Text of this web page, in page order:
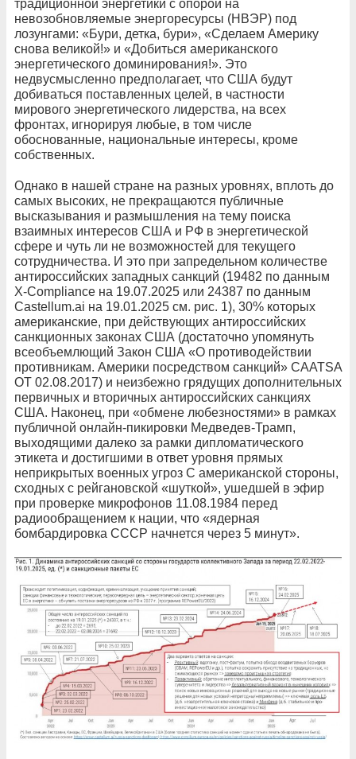
традиционной энергетики с опорой на
невозобновляемые энергоресурсы (НВЭР) под
лозунгами: «Бури, детка, бури», «Сделаем Америку
снова великой!» и «Добиться американского
энергетического доминирования!». Это
недвусмысленно предполагает, что США будут
добиваться поставленных целей, в частности
мирового энергетического лидерства, на всех
фронтах, игнорируя любые, в том числе
обоснованные, национальные интересы, кроме
собственных.
Однако в нашей стране на разных уровнях, вплоть до
самых высоких, не прекращаются публичные
высказывания и размышления на тему поиска
взаимных интересов США и РФ в энергетической
сфере и чуть ли не возможностей для текущего
сотрудничества. И это при запредельном количестве
антироссийских западных санкций (19482 по данным
Х-Соmpliance на 19.07.2025 или 24387 по данным
Castellum.аі на 19.01.2025 см. рис. 1), 30% которых
американские, при действующих антироссийских
санкционных законах США (достаточно упомянуть
всеобъемлющий Закон США «О противодействии
противникам. Америки посредством санкций» CAATSA
OT 02.08.2017) и неизбежно грядущих дополнительных
первичных и вторичных антироссийских санкциях
США. Наконец, при «обмене любезностями» в рамках
публичной онлайн-пикировки Медведев-Трамп,
выходящими далеко за рамки дипломатического
этикета и достигшими в ответ уровня прямых
неприкрытых военных угроз С американской стороны,
сходных с рейгановской «шуткой», ушедшей в эфир
при проверке микрофонов 11.08.1984 перед
радиообращением к нации, что «ядерная
бомбардировка СССР начнется через 5 минут».